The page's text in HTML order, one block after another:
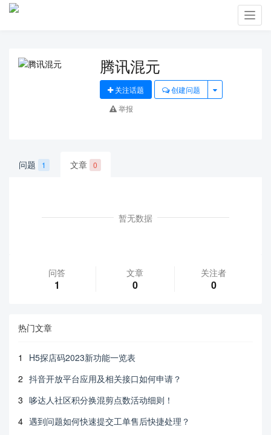
腾讯混元
关注话题
创建问题
举报
问题 1 文章 0
暂无数据
问答
1
文章
0
关注者
0
热门文章
1
H5探店码2023新功能一览表
2 抖音开放平台应用及相关接口如何申请？
3 哆达人社区积分换混剪点数活动细则！
4 遇到问题如何快速提交工单售后快捷处理？